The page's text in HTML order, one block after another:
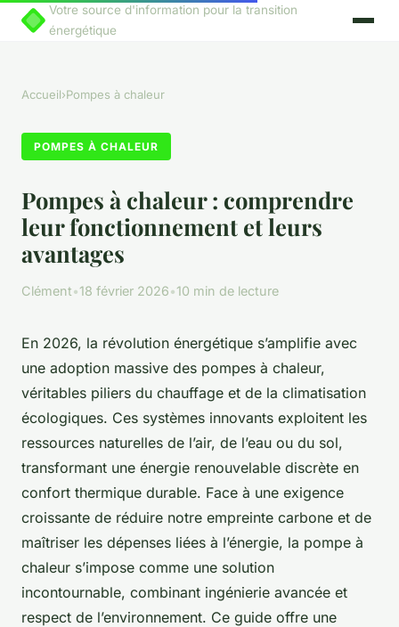
Votre source d'information pour la transition
énergétique
Accueil›Pompes à chaleur
POMPES À CHALEUR
Pompes à chaleur : comprendre
leur fonctionnement et leurs
avantages
Clément•18 février 2026•10 min de lecture
En 2026, la révolution énergétique s’amplifie avec
une adoption massive des pompes à chaleur,
véritables piliers du chauffage et de la climatisation
écologiques. Ces systèmes innovants exploitent les
ressources naturelles de l’air, de l’eau ou du sol,
transformant une énergie renouvelable discrète en
confort thermique durable. Face à une exigence
croissante de réduire notre empreinte carbone et de
maîtriser les dépenses liées à l’énergie, la pompe à
chaleur s’impose comme une solution
incontournable, combinant ingénierie avancée et
respect de l’environnement. Ce guide offre une